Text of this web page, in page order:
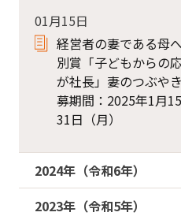
01月15日
経営者の妻である母
別賞「子どもからの
が社長」妻のつぶや
募期間：2025年1月
31日（月）
2024年（令和6年）
2023年（令和5年）